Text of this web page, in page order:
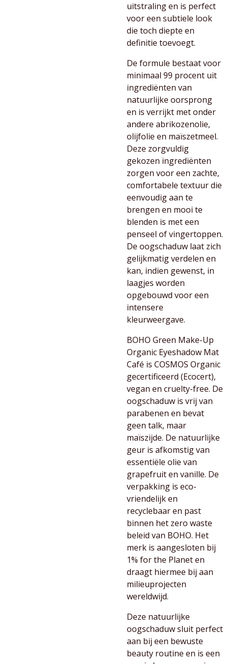
uitstraling en is perfect
voor een subtiele look
die toch diepte en
definitie toevoegt.
De formule bestaat voor
minimaal 99 procent uit
ingrediënten van
natuurlijke oorsprong
en is verrijkt met onder
andere abrikozenolie,
olijfolie en maïszetmeel.
Deze zorgvuldig
gekozen ingrediënten
zorgen voor een zachte,
comfortabele textuur die
eenvoudig aan te
brengen en mooi te
blenden is met een
penseel of vingertoppen.
De oogschaduw laat zich
gelijkmatig verdelen en
kan, indien gewenst, in
laagjes worden
opgebouwd voor een
intensere
kleurweergave.
BOHO Green Make-Up
Organic Eyeshadow Mat
Café is COSMOS Organic
gecertificeerd (Ecocert),
vegan en cruelty-free. De
oogschaduw is vrij van
parabenen en bevat
geen talk, maar
maïszijde. De natuurlijke
geur is afkomstig van
essentiële olie van
grapefruit en vanille. De
verpakking is eco-
vriendelijk en
recyclebaar en past
binnen het zero waste
beleid van BOHO. Het
merk is aangesloten bij
1% for the Planet en
draagt hiermee bij aan
milieuprojecten
wereldwijd.
Deze natuurlijke
oogschaduw sluit perfect
aan bij een bewuste
beauty routine en is een